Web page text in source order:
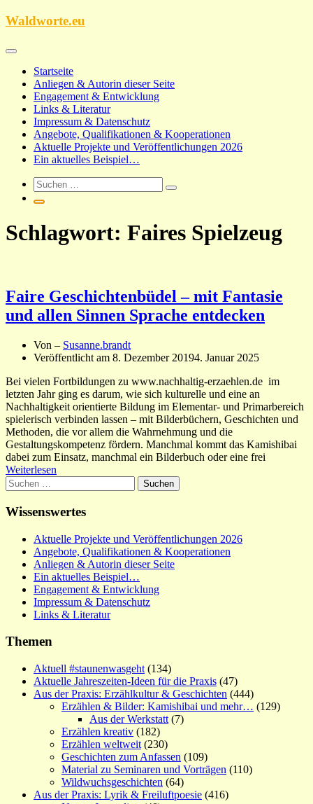
Zum
Waldworte.eu
Startseite
Anliegen & Autorin dieser Seite
Engagement & Entwicklung
Links & Literatur
Impressum & Datenschutz
Angebote, Qualifikationen & Kooperationen
Aktuelle Projekte und Veröffentlichungen 2026
Ein aktuelles Beispiel…
Schlagwort: Faires Spielzeug
Faire Geschichtenbüdel – mit Fantasie
und allen Sinnen Sprache entdecken
Von – Susanne.brandt
Veröffentlicht am 8. Dezember 20194. Januar 2025
Bei vielen Fortbildungen zu www.nachhaltig-erzaehlen.de im
letzten Jahr ging es darum, wie sich kulturelle und eine an
Nachhaltigkeit orientierte Bildung im Elementar- und Primarbereich
spielerisch verbinden lassen – mit Bilderbüchern, Geschichten und
Methoden, die vor allem die Wahrnehmung und die
Gestaltungskompetenz fördern. Manchmal kommt das Kamishibai
dabei zum Einsatz, manchmal ein Bilderbuch oder eine frei
Weiterlesen
Suchen
nach:
Wissenswertes
Aktuelle Projekte und Veröffentlichungen 2026
Angebote, Qualifikationen & Kooperationen
Anliegen & Autorin dieser Seite
Ein aktuelles Beispiel…
Engagement & Entwicklung
Impressum & Datenschutz
Links & Literatur
Themen
Aktuell #staunenwasgeht (134)
Aktuelle Jahreszeiten-Ideen für die Praxis (47)
Aus der Praxis: Erzählkultur & Geschichten (444)
Erzählen & Bilder: Kamishibai und mehr… (129)
Aus der Werkstatt (7)
Erzählen kreativ (182)
Erzählen weltweit (230)
Geschichten zum Anfassen (109)
Material zu Seminaren und Vorträgen (110)
Wildwuchsgeschichten (64)
Aus der Praxis: Lyrik & Freiluftpoesie (416)